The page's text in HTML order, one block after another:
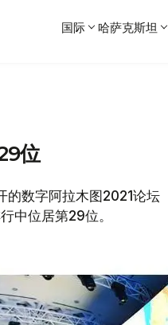
国际 哈萨克斯坦
位
的数字阿拉木图2021论坛
中位居第29位。